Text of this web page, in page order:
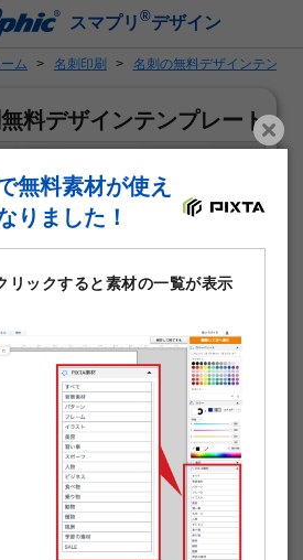
スマプリ ®デザイン
ム 名刺印刷 名刺の無料デザインテンプ
料デザインテンプレート
の名刺作成に使える無料デザインテ
や文字を入れるだけで本格的な名刺
プレート編集は無料。そのまま印刷
無料素材が使え
りました！
リックすると素材の一覧が表示